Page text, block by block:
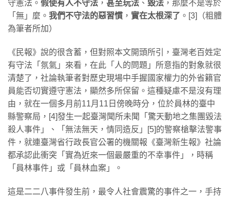
守憲法。 假使有人不守法 ， 甚至玩法 、 毀法 ，那麼不是等於
「無」麼。 我們不守法的惡習慣 ， 實在太根深了 。[3]（粗體
為筆者所加）
《民報》說的很含蓄，但對照本文開頭所引，臺灣老百姓定
有守法「氛氣」來看，在此「人的問題」所意指的對象就很
清楚了，社論執筆者對歷史現場中手握國家權力的外省籍官
員能否切實遵守憲法，顯然多所保留。這種疑慮不是沒有理
由，就在一個多月前11月11日傍晚時分，位於員林的臺中
縣警察局，[4]發生一起臺灣聞所未聞「驚天動地之集團毀法
殺人事件」、「無法無天，情同造反」[5]的警察槍擊法警事
件，就連臺灣省行政長官公署的機關報《臺灣新生報》社論
都承認此衝突「實為近來一個最嚴重的不幸事件」，時稱
「員林事件」或「員林血案」。
這是二二八事件發生前，最令人社會震驚的事件之一，手持